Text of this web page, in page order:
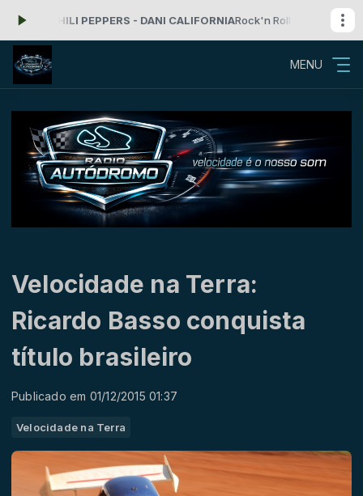
PEPPERS - DANI CALIFORNIARock'n Roll com Radio Autodromo
MENU
Velocidade na Terra:
Ricardo Basso conquista
título brasileiro
Publicado em 01/12/2015 01:37
Velocidade na Terra